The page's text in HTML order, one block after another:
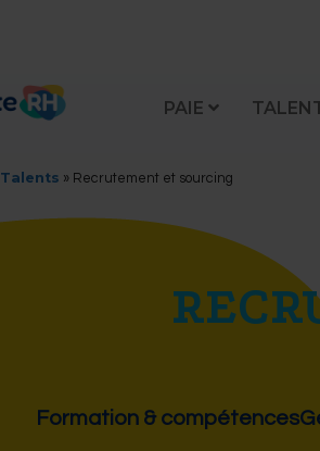
PAIE
Talents » Recrutement et sourcing
Formation & compétences